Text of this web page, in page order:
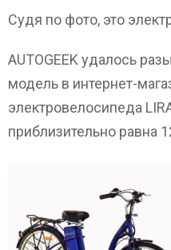
Судя по фото, это
AUTOGEEK удалось
модель в интернет-
электровелосипеда
приблизительно равна